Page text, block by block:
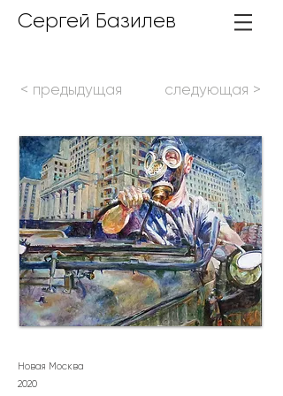
Сергей Базилев
< предыдущая следующая >
Новая Москва
2020